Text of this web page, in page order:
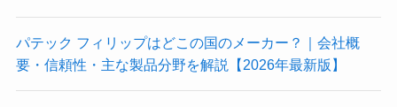
パテック フィリップはどこの国のメーカー？｜会社概
要・信頼性・主な製品分野を解説【2026年最新版】